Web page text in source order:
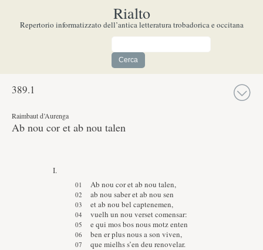
Rialto
Repertorio informatizzato dell’antica letteratura trobadorica e occitana
389.1
Raimbaut d’Aurenga
Ab nou cor et ab nou talen
I.
Ab nou cor et ab nou talen,
ab nou saber et ab nou sen
et ab nou bel captenemen,
vuelh un nou verset comensar:
e qui mos bos nous motz enten
ben er plus nous a son viven,
que mielhs s’en deu renovelar.